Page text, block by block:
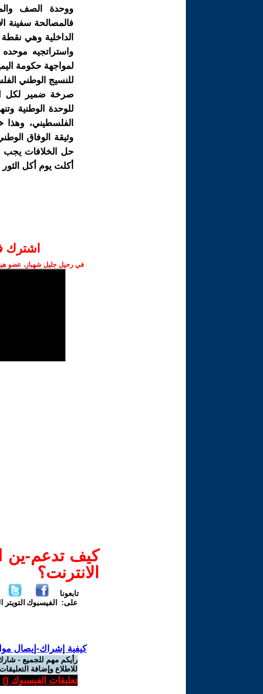
ووحدة الصف
فالمصالحة سفینة
الداخلية وھي
واستراتجیه
لمواجھة حكومة
للنسيج الوطني
صرخة ضمير لكل
للوحدة الوطنية
الفلسطیني،
وثیقة الوفاق
حل الخلافات یجب
أكلت يوم أكل الثور
اشترك
في رحيل جليل شهباز، عضو
كيف تدعم-ين
الانترنت؟
تابعونا
على:
الفيسبوك التويتر
كيفية إشراك-إيصال
رأيكم مهم للجميع -
للاطلاع وإضافة
تعليقات الفيسبوك ()